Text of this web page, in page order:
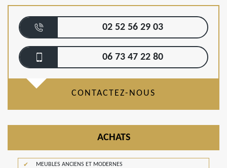
02 52 56 29 03
06 73 47 22 80
CONTACTEZ-NOUS
ACHATS
MEUBLES ANCIENS ET MODERNES